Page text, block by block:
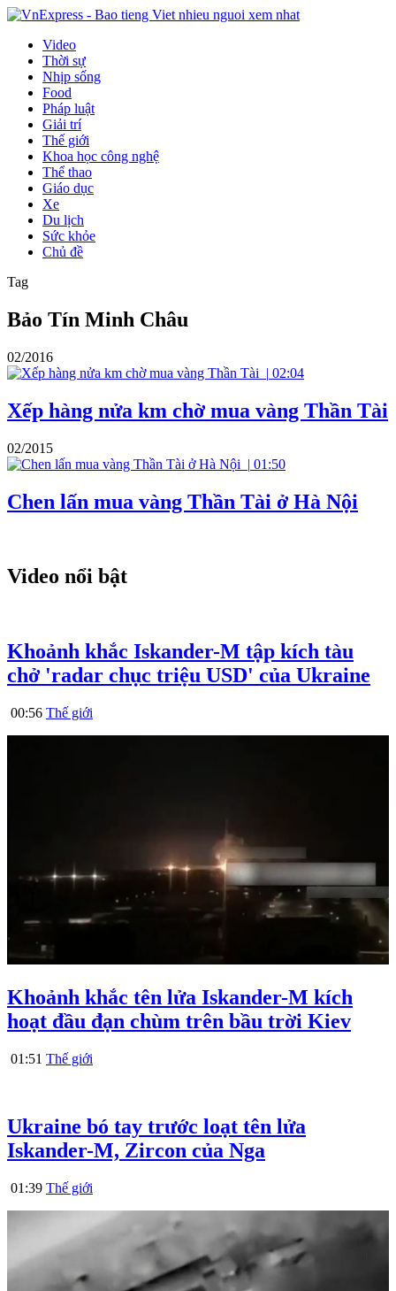
Video
Thời sự
Nhịp sống
Food
Pháp luật
Giải trí
Thế giới
Khoa học công nghệ
Thể thao
Giáo dục
Xe
Du lịch
Sức khỏe
Chủ đề
Tag
Bảo Tín Minh Châu
02/2016
| 02:04
Xếp hàng nửa km chờ mua vàng Thần Tài
02/2015
| 01:50
Chen lấn mua vàng Thần Tài ở Hà Nội
Video nổi bật
Khoảnh khắc Iskander-M tập kích tàu
chở 'radar chục triệu USD' của Ukraine
00:56 Thế giới
Khoảnh khắc tên lửa Iskander-M kích
hoạt đầu đạn chùm trên bầu trời Kiev
01:51 Thế giới
Ukraine bó tay trước loạt tên lửa
Iskander-M, Zircon của Nga
01:39 Thế giới